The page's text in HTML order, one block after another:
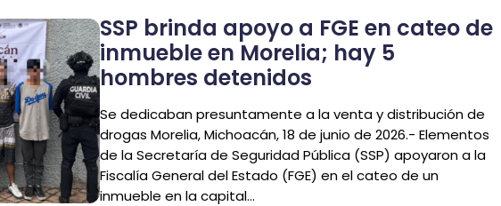
SSP brinda apoyo a FGE en cateo de
inmueble en Morelia; hay 5
hombres detenidos
Se dedicaban presuntamente a la venta y distribución de
drogas Morelia, Michoacán, 18 de junio de 2026.- Elementos
de la Secretaría de Seguridad Pública (SSP) apoyaron a la
Fiscalía General del Estado (FGE) en el cateo de un
inmueble en la capital…